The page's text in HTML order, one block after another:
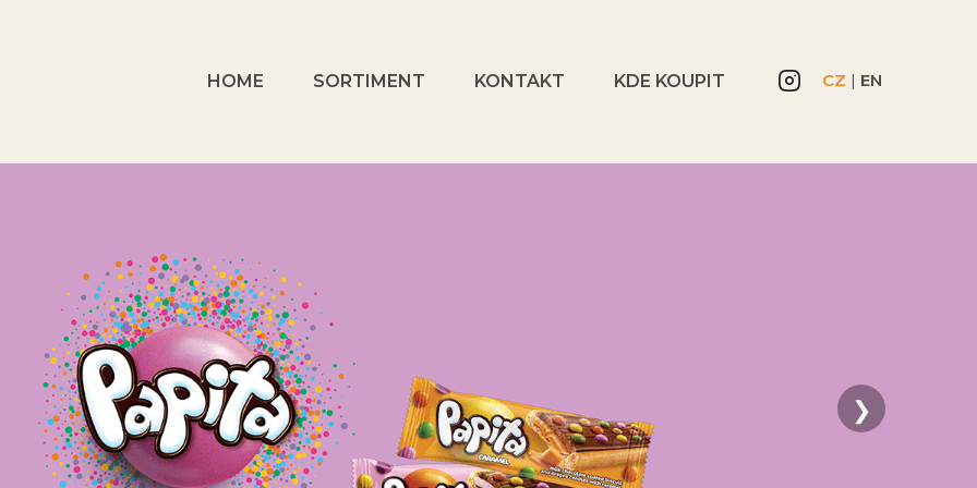
HOME SORTIMENT KONTAKT KDE KOUPIT CZ | EN
❯